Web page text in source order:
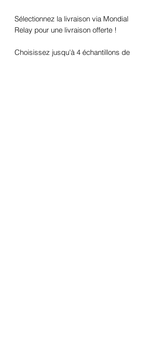
Sélectionnez la livraison via Mondial
Relay pour une livraison offerte !
Choisissez jusqu'à 4 échantillons de